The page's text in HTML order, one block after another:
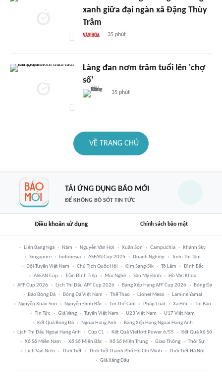
xanh giữa đại ngàn xã Đặng Thùy
Trâm
35 phút
Làng đan nơm trăm tuổi lên 'chợ
số'
35 phút
VỀ TRANG CHỦ
TẢI ỨNG DỤNG BÁO MỚI
ĐỂ KHÔNG BỎ SÓT TIN TỨC
Điều khoản sử dụng Chính sách bảo mật
Liên Bang Nga Năm Nguyễn Văn Hợi Xuân Son Campuchia
Khánh Sky
Singapore
Indonesia ASEAN Cup 2026 Doanh Nghiệp
Triệu Thị Tâm
Đội Tuyển Việt Nam
Chủ Tịch Quốc Hội Kim Sang-Sik Tô Lâm
Đình Bắc
ASEAN Cup
Trần Đình Tiệp Mũi Nghê Sân Mỹ Đình
Hồ Văn Khoa
AFF Cup 2026
Lịch Thi Đấu AFF Cup 2026 Bảng Xếp Hạng AFF Cup 2026
Bóng Đá
Báo Bóng Đá
Bóng Đá Việt Nam Thể Thao Lionel Messi
Lamine Yamal
Nguyễn Xuân Son
Nguyễn Đình Bắc Tin Thế Giới Pháp Luật Xã Hội
Tin Bão
Tin Tức
Giá Vàng Tuyển Việt Nam U23 Việt Nam
U17 Việt Nam
Kết Quả Bóng Đá
Ngoại Hạng Anh
Bảng Xếp Hạng Ngoại Hạng Anh
Lịch Thi Đấu Ngoại Hạng Anh
Cúp C1 Kết Quả Vietlott Power 6/55
Kết Quả Xổ Số
Xổ Số Miền Nam
Xổ Số Miền Bắc Xổ Số Miền Trung Giao Thông
Thời Sự
Lịch Vạn Niên
Thời Tiết Thời Tiết Thành Phố Hồ Chí Minh
Thời Tiết Hà Nội
Giá Xăng Dầu